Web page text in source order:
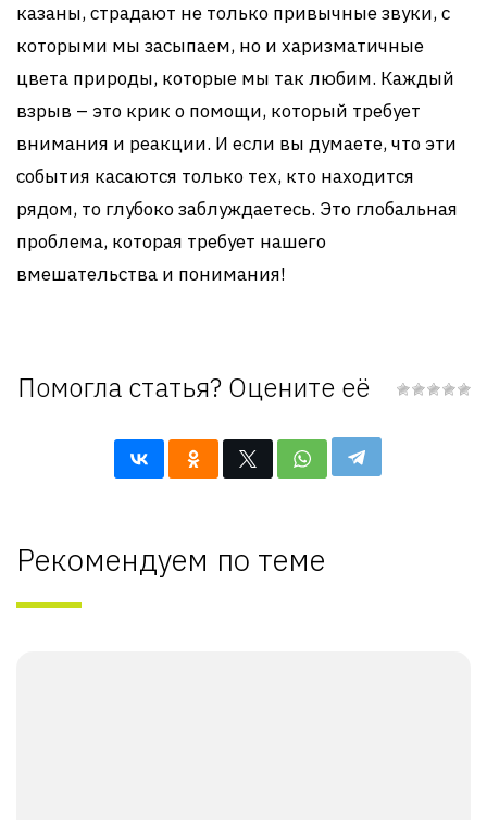
казаны, страдают не только привычные звуки, с
которыми мы засыпаем, но и харизматичные
цвета природы, которые мы так любим. Каждый
взрыв – это крик о помощи, который требует
внимания и реакции. И если вы думаете, что эти
события касаются только тех, кто находится
рядом, то глубоко заблуждаетесь. Это глобальная
проблема, которая требует нашего
вмешательства и понимания!
Помогла статья? Оцените её
Рекомендуем по теме